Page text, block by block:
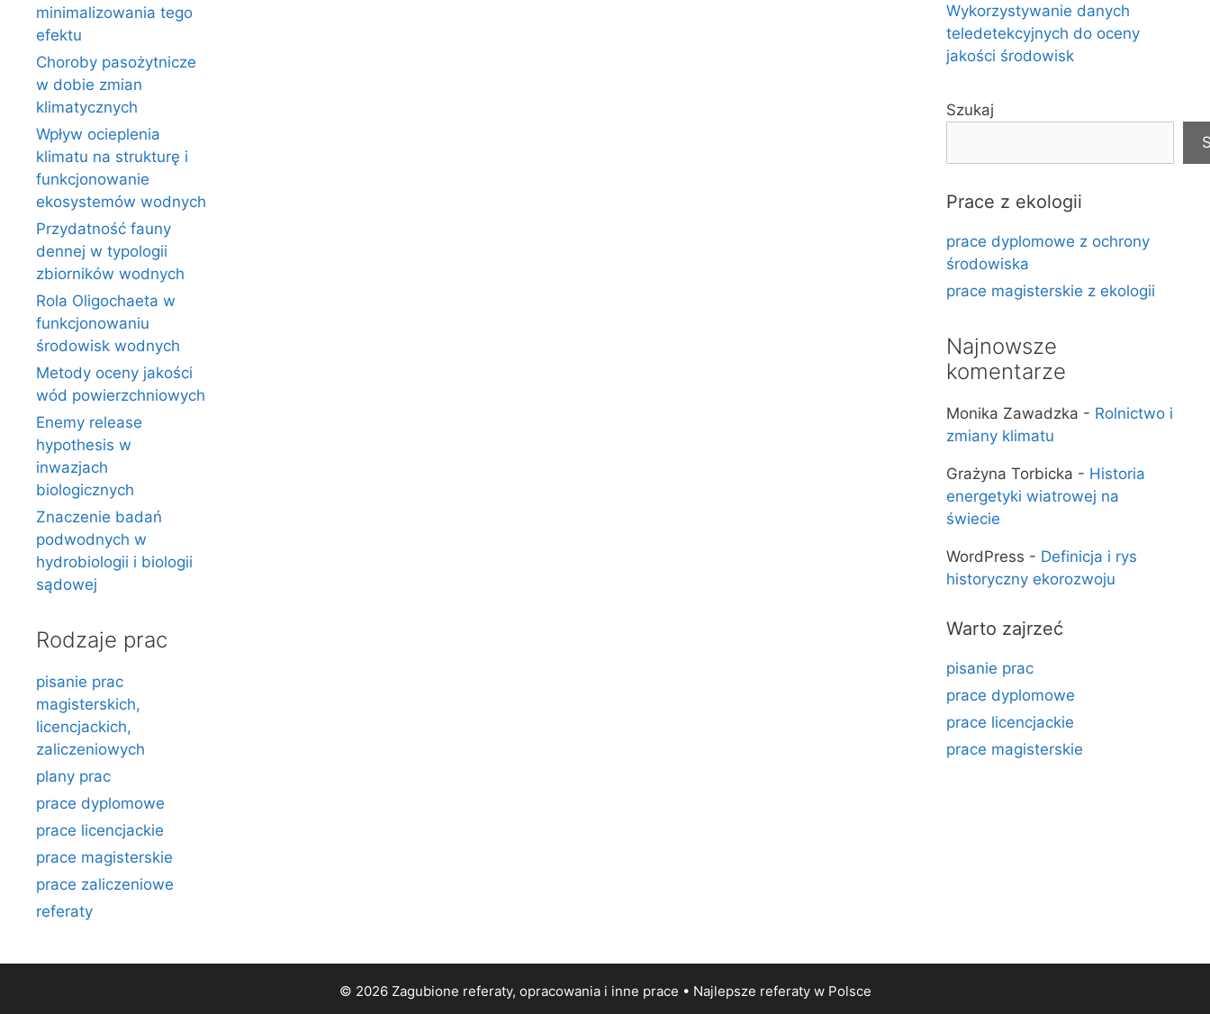
minimalizowania tego
efektu
Choroby pasożytnicze
w dobie zmian
klimatycznych
Wpływ ocieplenia
klimatu na strukturę i
funkcjonowanie
ekosystemów wodnych
Przydatność fauny
dennej w typologii
zbiorników wodnych
Rola Oligochaeta w
funkcjonowaniu
środowisk wodnych
Metody oceny jakości
wód powierzchniowych
Enemy release
hypothesis w
inwazjach
biologicznych
Znaczenie badań
podwodnych w
hydrobiologii i biologii
sądowej
Rodzaje prac
pisanie prac
magisterskich,
licencjackich,
zaliczeniowych
plany prac
prace dyplomowe
prace licencjackie
prace magisterskie
prace zaliczeniowe
referaty
Wykorzystywanie danych
teledetekcyjnych do oceny
jakości środowisk
Szukaj
Prace z ekologii
prace dyplomowe z ochrony
środowiska
prace magisterskie z ekologii
Najnowsze
komentarze
Monika Zawadzka - Rolnictwo i
zmiany klimatu
Grażyna Torbicka - Historia
energetyki wiatrowej na
świecie
WordPress - Definicja i rys
historyczny ekorozwoju
Warto zajrzeć
pisanie prac
prace dyplomowe
prace licencjackie
prace magisterskie
© 2026 Zagubione referaty, opracowania i inne prace • Najlepsze referatyw Polsce